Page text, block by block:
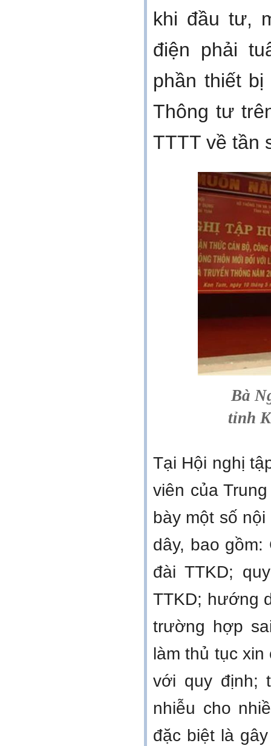
khi đầu tư,
điện phải
phần thiết
Thông tư
TTTT về tần
Bà
tỉnh
Tại Hội nghị
viên của
bày một số
dây, bao
đài TTKD;
TTKD; hướng
trường hợp
làm thủ tục
với quy định;
nhiễu cho
đặc biệt là